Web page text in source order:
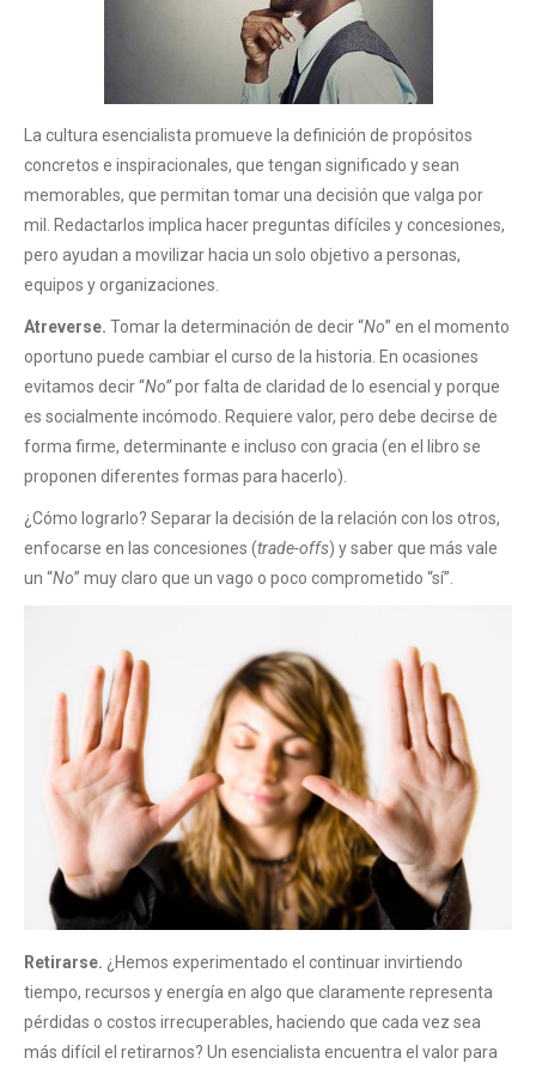
La cultura esencialista promueve la definición de propósitos
concretos e inspiracionales, que tengan significado y sean
memorables, que permitan tomar una decisión que valga por
mil. Redactarlos implica hacer preguntas difíciles y concesiones,
pero ayudan a movilizar hacia un solo objetivo a personas,
equipos y organizaciones.
Atreverse. Tomar la determinación de decir “No” en el momento
oportuno puede cambiar el curso de la historia. En ocasiones
evitamos decir “No”por falta de claridad de lo esencial y porque
es socialmente incómodo. Requiere valor, pero debe decirse de
forma firme, determinante e incluso con gracia (en el libro se
proponen diferentes formas para hacerlo).
¿Cómo lograrlo? Separar la decisión de la relación con los otros,
enfocarse en las concesiones (trade-offs) y saber que más vale
un “No” muy claro que un vago o poco comprometido “sí”.
Retirarse. ¿Hemos experimentado el continuar invirtiendo
tiempo, recursos y energía en algo que claramente representa
pérdidas o costos irrecuperables, haciendo que cada vez sea
más difícil el retirarnos? Un esencialista encuentra el valor para